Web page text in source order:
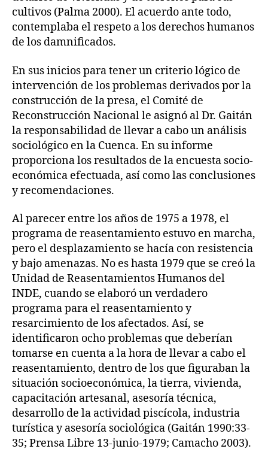
cultivos (Palma 2000). El acuerdo ante todo,
contemplaba el respeto a los derechos humanos
de los damnificados.
En sus inicios para tener un criterio lógico de
intervención de los problemas derivados por la
construcción de la presa, el Comité de
Reconstrucción Nacional le asignó al Dr. Gaitán
la responsabilidad de llevar a cabo un análisis
sociológico en la Cuenca. En su informe
proporciona los resultados de la encuesta socio-
económica efectuada, así como las conclusiones
y recomendaciones.
Al parecer entre los años de 1975 a 1978, el
programa de reasentamiento estuvo en marcha,
pero el desplazamiento se hacía con resistencia
y bajo amenazas. No es hasta 1979 que se creó la
Unidad de Reasentamientos Humanos del
INDE, cuando se elaboró un verdadero
programa para el reasentamiento y
resarcimiento de los afectados. Así, se
identificaron ocho problemas que deberían
tomarse en cuenta a la hora de llevar a cabo el
reasentamiento, dentro de los que figuraban la
situación socioeconómica, la tierra, vivienda,
capacitación artesanal, asesoría técnica,
desarrollo de la actividad piscícola, industria
turística y asesoría sociológica (Gaitán 1990:33-
35; Prensa Libre 13-junio-1979; Camacho 2003).